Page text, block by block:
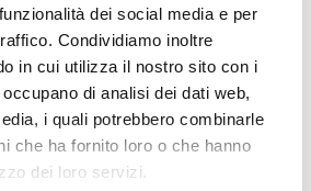
dei social media e per
Condividiamo inoltre
in cui utilizza il nostro sito con i
di analisi dei dati web,
i quali potrebbero combinarle
che ha fornito loro o che hanno
dei loro servizi.
dei benefici e delle
degli impianti di
dei campi da